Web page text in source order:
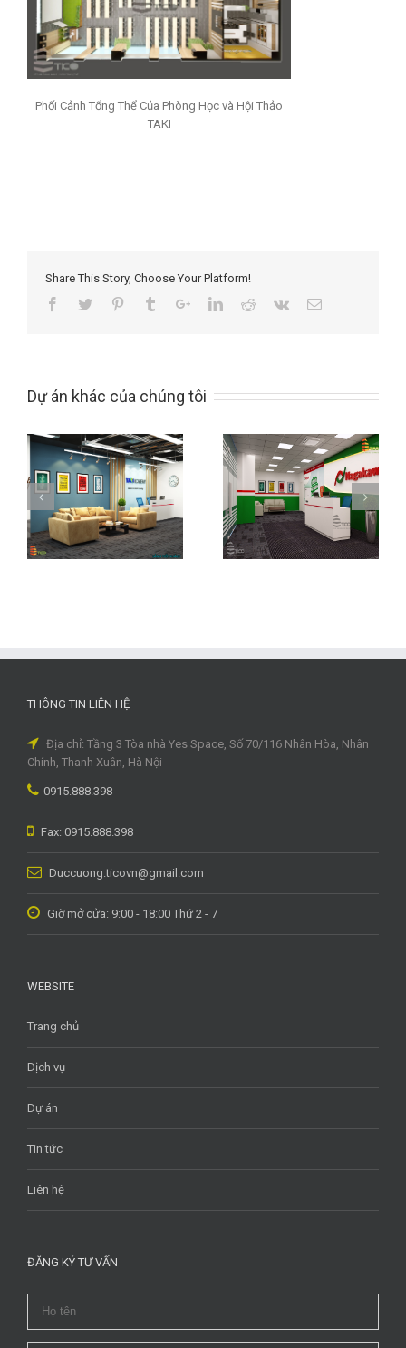
Phối Cảnh Tổng Thể Của Phòng Học và Hội Thảo
TAKI
Share This Story, Choose Your Platform!
Dự án khác của chúng tôi
Thiết kế văn
phòng
Nakagawa Việt
Nam
Thiết kế văn
phòng NewTon
Group
THÔNG TIN LIÊN HỆ
Địa chỉ: Tầng 3 Tòa nhà Yes Space, Số 70/116 Nhân Hòa, Nhân
Chính, Thanh Xuân, Hà Nội
0915.888.398
Fax: 0915.888.398
Duccuong.ticovn@gmail.com
Giờ mở cửa: 9:00 - 18:00 Thứ 2 - 7
WEBSITE
Trang chủ
Dịch vụ
Dự án
Tin tức
Liên hệ
ĐĂNG KÝ TƯ VẤN